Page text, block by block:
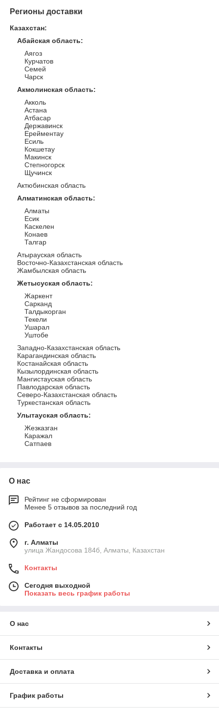
Регионы доставки
Казахстан:
Абайская область:
Аягоз
Курчатов
Семей
Чарск
Акмолинская область:
Акколь
Астана
Атбасар
Державинск
Ерейментау
Есиль
Кокшетау
Макинск
Степногорск
Щучинск
Актюбинская область
Алматинская область:
Алматы
Есик
Каскелен
Конаев
Талгар
Атырауская область
Восточно-Казахстанская область
Жамбылская область
Жетысуская область:
Жаркент
Сарканд
Талдыкорган
Текели
Ушарал
Уштобе
Западно-Казахстанская область
Карагандинская область
Костанайская область
Кызылординская область
Мангистауская область
Павлодарская область
Северо-Казахстанская область
Туркестанская область
Улытауская область:
Жезказган
Каражал
Сатпаев
О нас
Рейтинг не сформирован
Менее 5 отзывов за последний год
Работает с 14.05.2010
г. Алматы
улица Жандосова 184б, Алматы, Казахстан
Контакты
Сегодня выходной
Показать весь график работы
О нас
Контакты
Доставка и оплата
График работы